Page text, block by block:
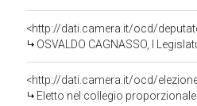
<http://dati.camera.it/ocd/
OSVALDO CAGNASSO, I
<http://dati.camera.it/ocd/
Eletto nel collegio proporzionale